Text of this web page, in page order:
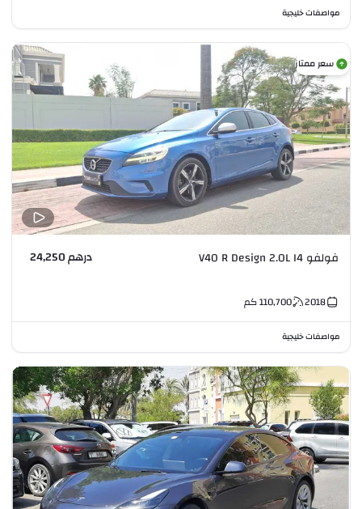
مواصفات خليجية
سعر ممتاز
فولفو V40 R Design 2.0L I4 درهم 24,250
2018
110,700كم
مواصفات خليجية